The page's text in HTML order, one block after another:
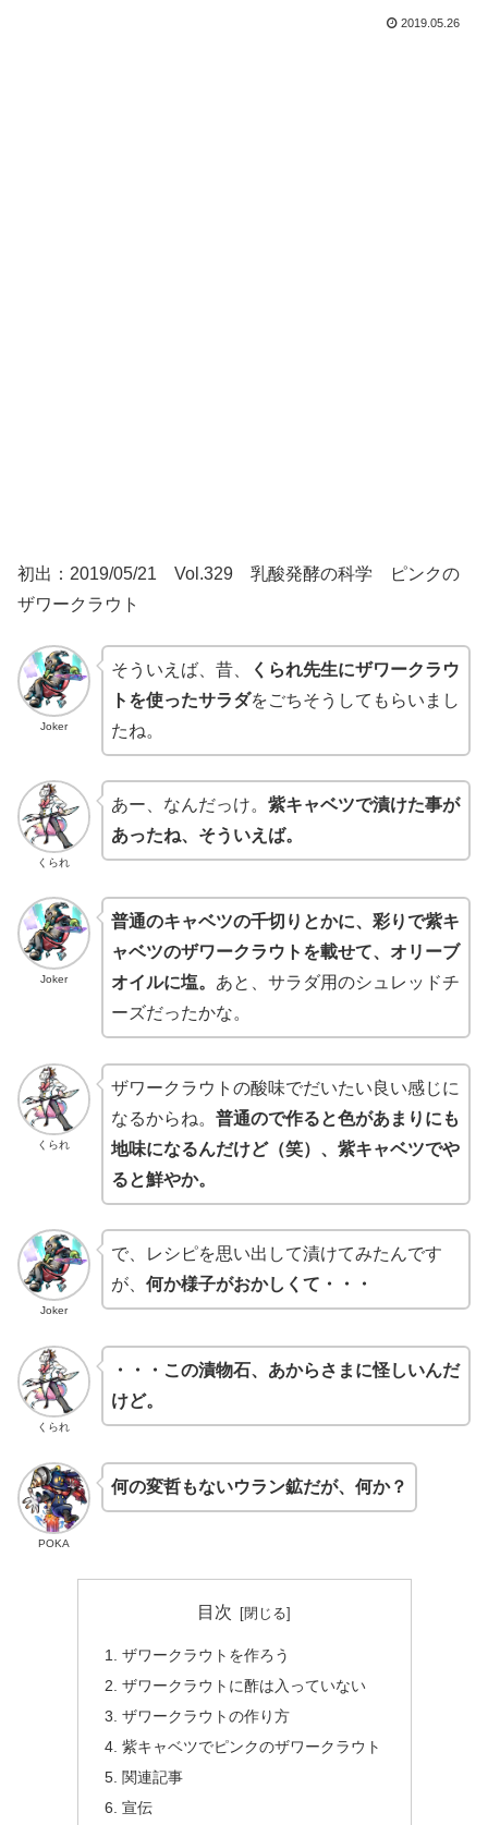
2019.05.26
初出：2019/05/21 Vol.329 乳酸発酵の科学 ピンクの
ザワークラウト
Joker
そういえば、昔、
くられ先生にザワークラウ
トを使ったサラダをごちそうしてもらいまし
たね。
くられ
あー、なんだっけ。 紫キャベツで漬けた事が
あったね、そういえば。
Joker
普通のキャベツの千切りとかに、彩りで紫キ
ャベツのザワークラウトを載せて、オリーブ
オイルに塩。 あと、サラダ用のシュレッドチ
ーズだったかな。
くられ
ザワークラウトの酸味でだいたい良い感じに
なるからね。 普通ので作ると色があまりにも
地味になるんだけど（笑）、紫キャベツでや
ると鮮やか。
Joker
で、レシピを思い出して漬けてみたんです
が、 何か様子がおかしくて・・・
くられ
・・・この漬物石、あからさまに怪しいんだ
けど。
POKA
何の変哲もないウラン鉱だが、何か？
目次
ザワークラウトを作ろう
ザワークラウトに酢は入っていない
ザワークラウトの作り方
紫キャベツでピンクのザワークラウト
関連記事
宣伝